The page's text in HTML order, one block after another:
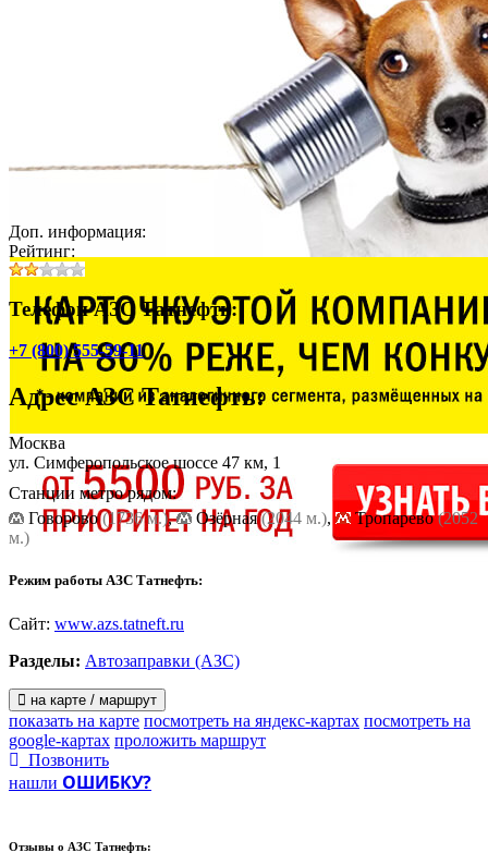
Доп. информация:
Рейтинг:
Телефон АЗС Татнефть:
+7 (800) 555-59-11
АдресАЗС Татнефть:
Москва
ул. Симферопольское шоссе 47 км, 1
Станции метро рядом:
Говорово(1736 м.), Озёрная(2044 м.), Тропарево(2052
м.)
Режим работы АЗС Татнефть:
Сайт: www.azs.tatneft.ru
Разделы: Автозаправки (АЗС)
на карте / маршрут
показать на карте посмотреть на яндекс-картах посмотреть на
google-картах проложить маршрут
Позвонить
нашли ОШИБКУ?
Отзывы о АЗС Татнефть: